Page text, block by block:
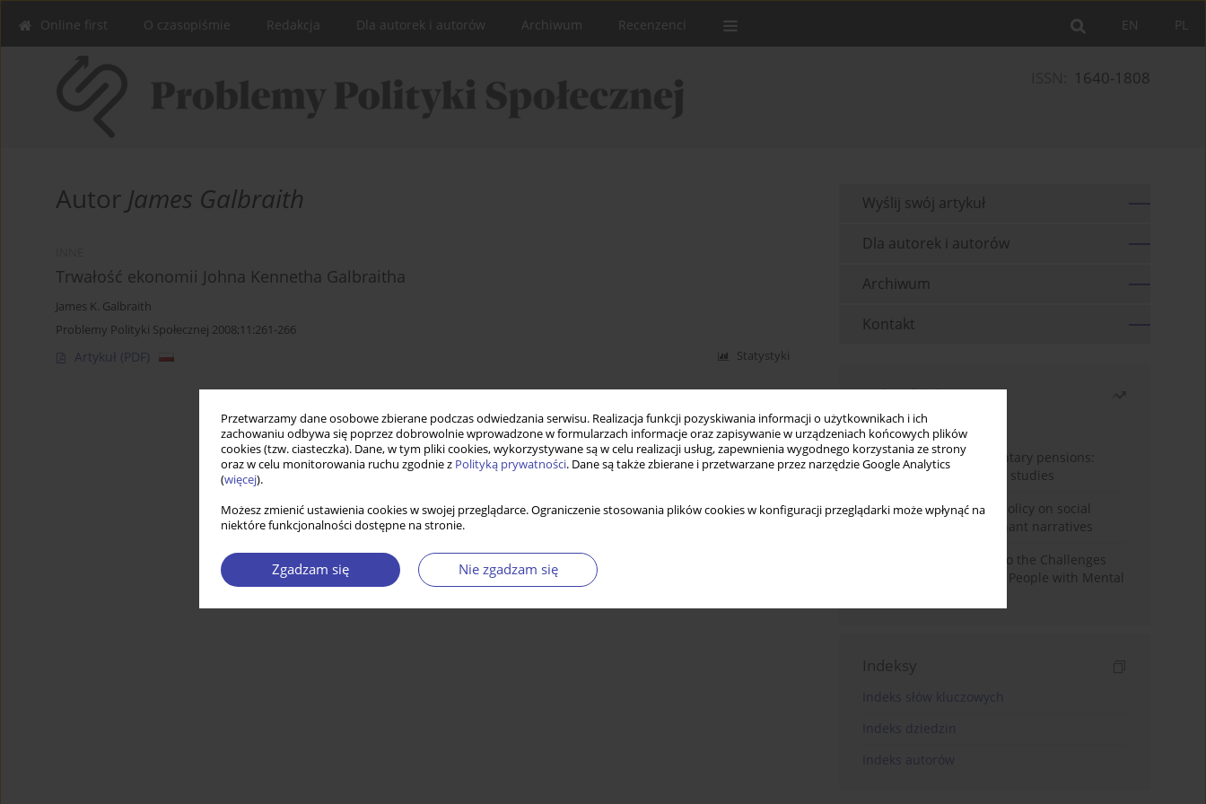
Przetwarzamy dane osobowe zbierane podczas odwiedzania serwisu. Realizacja funkcji pozyskiwania informacji o użytkownikach i ich
zachowaniu odbywa się poprzez dobrowolnie wprowadzone w formularzach informacje oraz zapisywanie w urządzeniach końcowych plików
cookies (tzw. ciasteczka). Dane, w tym pliki cookies, wykorzystywane są w celu realizacji usług, zapewnienia wygodnego korzystania ze strony
oraz w celu monitorowania ruchu zgodnie z Polityką prywatności. Dane są także zbierane i przetwarzane przez narzędzie Google Analytics
(więcej).
Możesz zmienić ustawienia cookies w swojej przeglądarce. Ograniczenie stosowania plików cookies w konfiguracji przeglądarki może wpłynąć na
niektóre funkcjonalności dostępne na stronie.
Zgadzam się Nie zgadzam się
PL
EN
Online first O czasopiśmie Redakcja Dla autorek i autorów Archiwum Recenzenci
1640-1808
Autor James Galbraith
Trwałość ekonomii Johna Kennetha Galbraitha
James K. Galbraith
Problemy Polityki Społecznej 2008;11:261-266
Artykuł (PDF) Statystyki
Wyślij swój artykuł
Dla autorek i autorów
Archiwum
Kontakt
Najczęściej czytane
Miesiąc
Rok
Auto-enrolment in voluntary pensions:
Comparative OECD case studies
Delegitimizing climate policy on social
media platforms: Dominant narratives
Bibliometric Insights into the Challenges
and Needs of Homeless People with Mental
Indeksy
Indeks słów kluczowych
Indeks dziedzin
Indeks autorów